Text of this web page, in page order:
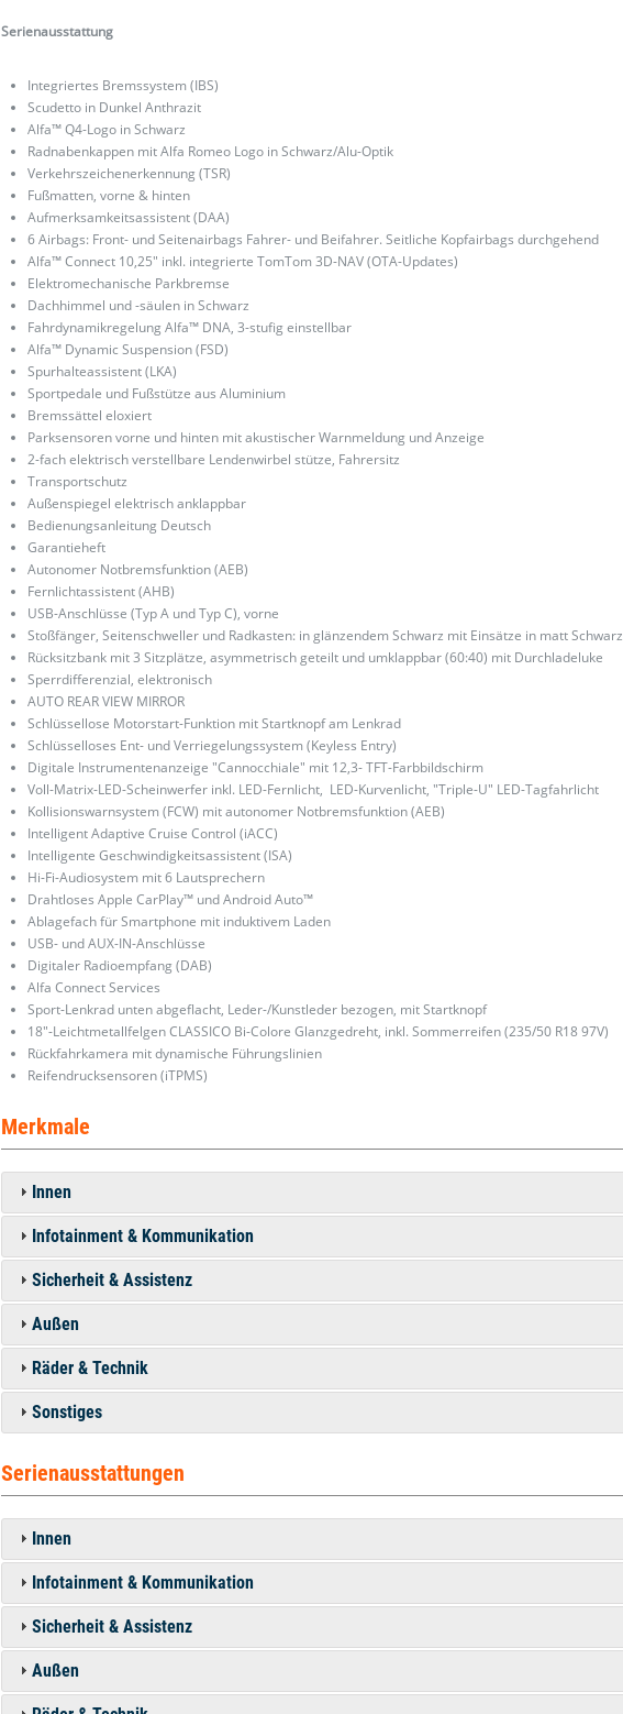
Serienausstattung
Integriertes Bremssystem (IBS)
Scudetto in Dunkel Anthrazit
Alfa™ Q4-Logo in Schwarz
Radnabenkappen mit Alfa Romeo Logo in Schwarz/Alu-Optik
Verkehrszeichenerkennung (TSR)
Fußmatten, vorne & hinten
Aufmerksamkeitsassistent (DAA)
6 Airbags: Front- und Seitenairbags Fahrer- und Beifahrer. Seitliche Kopfairbags durchgehend
Alfa™ Connect 10,25" inkl. integrierte TomTom 3D-NAV (OTA-Updates)
Elektromechanische Parkbremse
Dachhimmel und -säulen in Schwarz
Fahrdynamikregelung Alfa™ DNA, 3-stufig einstellbar
Alfa™ Dynamic Suspension (FSD)
Spurhalteassistent (LKA)
Sportpedale und Fußstütze aus Aluminium
Bremssättel eloxiert
Parksensoren vorne und hinten mit akustischer Warnmeldung und Anzeige
2-fach elektrisch verstellbare Lendenwirbel stütze, Fahrersitz
Transportschutz
Außenspiegel elektrisch anklappbar
Bedienungsanleitung Deutsch
Garantieheft
Autonomer Notbremsfunktion (AEB)
Fernlichtassistent (AHB)
USB-Anschlüsse (Typ A und Typ C), vorne
Stoßfänger, Seitenschweller und Radkasten: in glänzendem Schwarz mit Einsätze in matt Schwarz
Rücksitzbank mit 3 Sitzplätze, asymmetrisch geteilt und umklappbar (60:40) mit Durchladeluke
Sperrdifferenzial, elektronisch
AUTO REAR VIEW MIRROR
Schlüssellose Motorstart-Funktion mit Startknopf am Lenkrad
Schlüsselloses Ent- und Verriegelungssystem (Keyless Entry)
Digitale Instrumentenanzeige "Cannocchiale" mit 12,3- TFT-Farbbildschirm
Voll-Matrix-LED-Scheinwerfer inkl. LED-Fernlicht, LED-Kurvenlicht, "Triple-U" LED-Tagfahrlicht
Kollisionswarnsystem (FCW) mit autonomer Notbremsfunktion (AEB)
Intelligent Adaptive Cruise Control (iACC)
Intelligente Geschwindigkeitsassistent (ISA)
Hi-Fi-Audiosystem mit 6 Lautsprechern
Drahtloses Apple CarPlay™ und Android Auto™
Ablagefach für Smartphone mit induktivem Laden
USB- und AUX-IN-Anschlüsse
Digitaler Radioempfang (DAB)
Alfa Connect Services
Sport-Lenkrad unten abgeflacht, Leder-/Kunstleder bezogen, mit Startknopf
18"-Leichtmetallfelgen CLASSICO Bi-Colore Glanzgedreht, inkl. Sommerreifen (235/50 R18 97V)
Rückfahrkamera mit dynamische Führungslinien
Reifendrucksensoren (iTPMS)
Merkmale
Innen
Infotainment & Kommunikation
Sicherheit & Assistenz
Außen
Räder & Technik
Sonstiges
Serienausstattungen
Innen
Infotainment & Kommunikation
Sicherheit & Assistenz
Außen